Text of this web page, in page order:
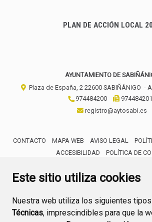
Este sitio utiliza cookies
Nuestra web utiliza los siguientes
Técnicas, imprescindibles para que la
PLAN DE ACCIÓN LOCAL
AYUNTAMIENTO DE
Plaza de España, 2 22600 SABIÑÁNIGO -
974484200
974484201
registro@aytosabi.es
CONTACTO MAPA WEB AVISO LEGAL
ACCESIBILIDAD
POLÍTICA DE